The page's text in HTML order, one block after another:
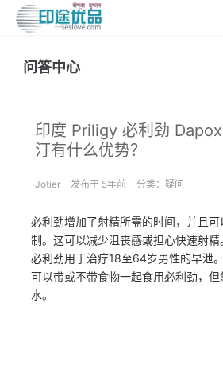
问答中心
印度 Priligy 必利劲
汀有什么优势？
Jotier 发布于 5年前 分类： 疑问
必利劲增加了射精所需的时间，并且
制。这可以减少沮丧感或担心快速射精
必利劲用于治疗18至64岁男性的早泄。
可以带或不带食物一起食用必利劲，
水。